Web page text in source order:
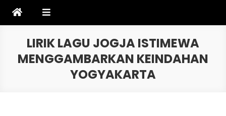
LIRIK LAGU JOGJA ISTIMEWA
MENGGAMBARKAN KEINDAHAN
YOGYAKARTA